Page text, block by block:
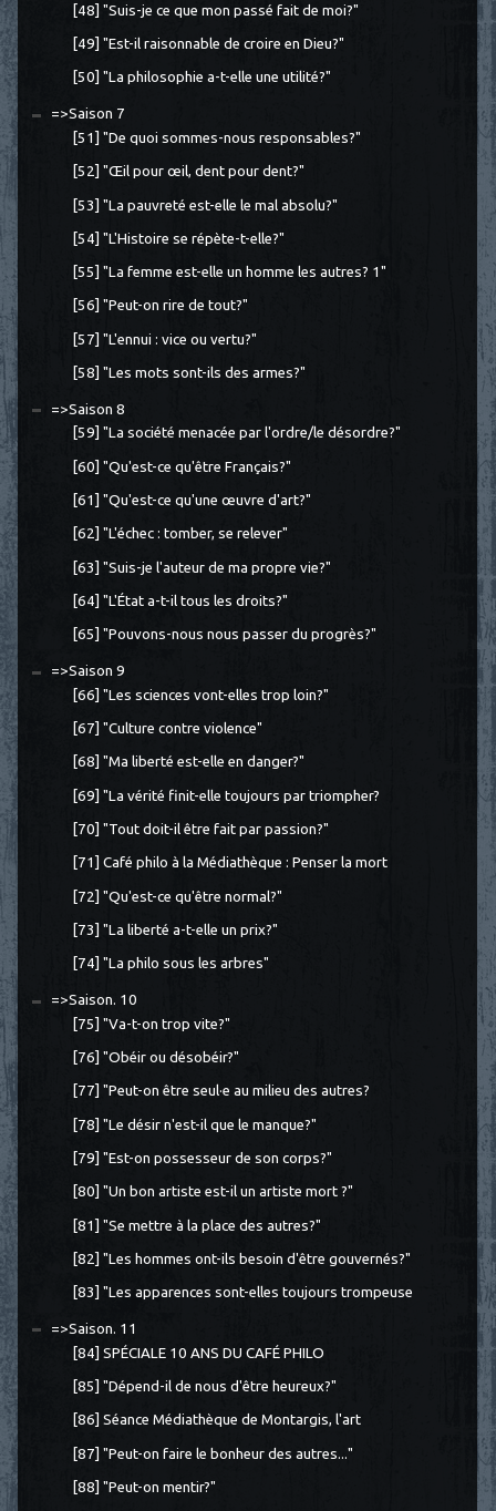
[48] "Suis-je ce que mon passé fait de moi?"
[49] "Est-il raisonnable de croire en Dieu?"
[50] "La philosophie a-t-elle une utilité?"
=>Saison 7
[51] "De quoi sommes-nous responsables?"
[52] "Œil pour œil, dent pour dent?"
[53] "La pauvreté est-elle le mal absolu?"
[54] "L'Histoire se répète-t-elle?"
[55] "La femme est-elle un homme les autres? 1"
[56] "Peut-on rire de tout?"
[57] "L'ennui : vice ou vertu?"
[58] "Les mots sont-ils des armes?"
=>Saison 8
[59] "La société menacée par l'ordre/le désordre?"
[60] "Qu'est-ce qu'être Français?"
[61] "Qu'est-ce qu'une œuvre d'art?"
[62] "L'échec : tomber, se relever"
[63] "Suis-je l'auteur de ma propre vie?"
[64] "L'État a-t-il tous les droits?"
[65] "Pouvons-nous nous passer du progrès?"
=>Saison 9
[66] "Les sciences vont-elles trop loin?"
[67] "Culture contre violence"
[68] "Ma liberté est-elle en danger?"
[69] "La vérité finit-elle toujours par triompher?
[70] "Tout doit-il être fait par passion?"
[71] Café philo à la Médiathèque : Penser la mort
[72] "Qu'est-ce qu'être normal?"
[73] "La liberté a-t-elle un prix?"
[74] "La philo sous les arbres"
=>Saison. 10
[75] "Va-t-on trop vite?"
[76] "Obéir ou désobéir?"
[77] "Peut-on être seul·e au milieu des autres?
[78] "Le désir n'est-il que le manque?"
[79] "Est-on possesseur de son corps?"
[80] "Un bon artiste est-il un artiste mort ?"
[81] "Se mettre à la place des autres?"
[82] "Les hommes ont-ils besoin d'être gouvernés?"
[83] "Les apparences sont-elles toujours trompeuse
=>Saison. 11
[84] SPÉCIALE 10 ANS DU CAFÉ PHILO
[85] "Dépend-il de nous d'être heureux?"
[86] Séance Médiathèque de Montargis, l'art
[87] "Peut-on faire le bonheur des autres..."
[88] "Peut-on mentir?"